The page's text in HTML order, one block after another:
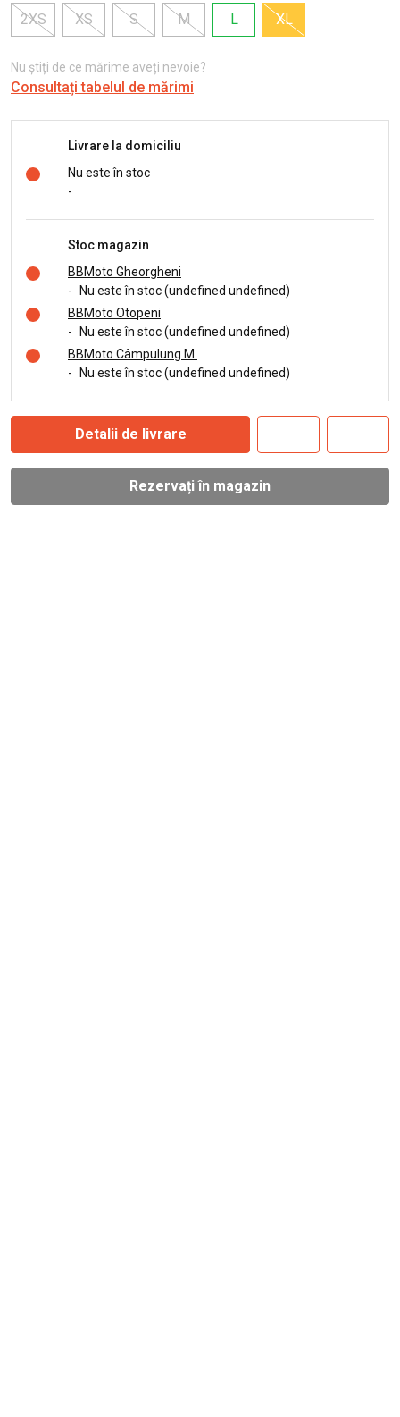
2XS
XS S M L XL
Nu știți de ce mărime aveți nevoie?
Consultați tabelul de mărimi
Livrare la domiciliu
Nu este în stoc
-
Stoc magazin
BBMoto Gheorgheni
-
Nu este în stoc (undefined undefined)
BBMoto Otopeni
-
Nu este în stoc (undefined undefined)
BBMoto Câmpulung M.
-
Nu este în stoc (undefined undefined)
Detalii de livrare
Rezervați în magazin